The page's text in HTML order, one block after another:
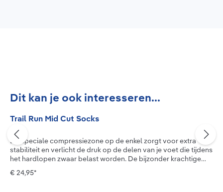
Productgalerij overslaan
Dit kan je ook interesseren...
Trail Run Mid Cut Socks
De speciale compressiezone op de enkel zorgt voor extra
stabiliteit en verlicht de druk op de delen van je voet die tijdens
het hardlopen zwaar belast worden. De bijzonder krachtige
overbelasting omdat hij de enkel en de voetboog
€ 24,95*